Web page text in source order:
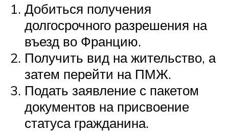
Добиться получения
долгосрочного разрешения на
въезд во Францию.
Получить вид на жительство, а
затем перейти на ПМЖ.
Подать заявление с пакетом
документов на присвоение
статуса гражданина.